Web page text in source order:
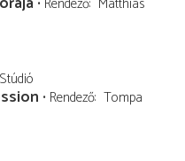
Rendező Tompa